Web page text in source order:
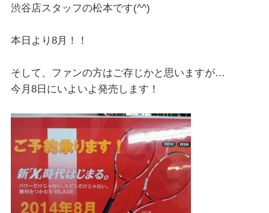
渋谷店スタッフの松本です(^^)
本日より8月！！
そして、ファンの方はご存じかと思いますが…
今月8日にいよいよ発売します！